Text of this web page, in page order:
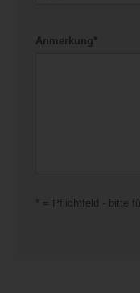
Anmerkung*
* = Pflichtfeld - bitte